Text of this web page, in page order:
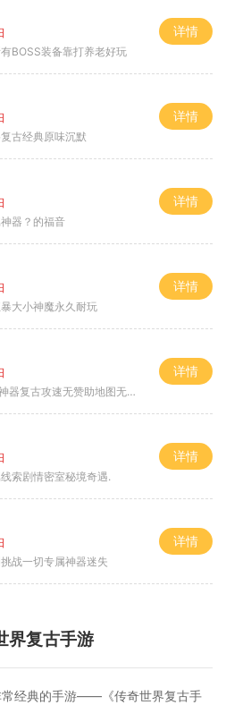
BOSS装备靠打养老好玩
详情
古经典原味沉默
详情
器？的福音
详情
大小神魔永久耐玩
详情
器复古攻速无赞助地图无排行
详情
索剧情密室秘境奇遇.
详情
战一切专属神器迷失
详情
界复古手游
常经典的手游——《传奇世界复古手